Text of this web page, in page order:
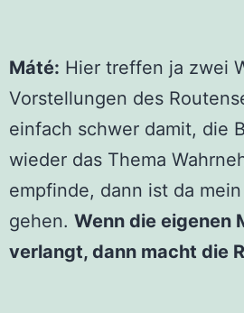
Máté: Hier treffen ja zwei
Vorstellungen des
einfach schwer damit, die
wieder das Thema
empfinde, dann ist da
gehen. Wenn die eigenen
verlangt, dann macht die